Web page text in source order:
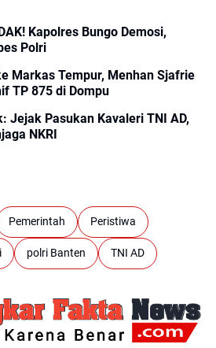
Kapolres Bungo Demosi,
Polri
Markas Tempur, Menhan Sjafrie
TP 875 di Dompu
Jejak Pasukan Kavaleri TNI AD,
NKRI
Pemerintah Peristiwa
polri Banten TNI AD